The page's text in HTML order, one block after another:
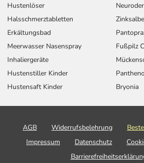
- Krampfanfälle
- Kraftlosigkeit bzw. Schwäche
Bemerken Sie eine
Veränderung während der Behandlung,
an Ihren Arzt oder Apotheker.
Für die Information an dieser Stelle
Nebenwirkungen berücksichtigt, die
Dosierung
Personen
Hustenlöser
Halsschmerztabletten
Erkältungsbad
Meerwasser Nasenspray
Inhaliergeräte
Hustenstiller Kinder
Hustensaft Kinder
Zinksalbe
Fußpilz
Bryonia
AGB Widerrufsbelehrung
Impressum
Datenschutz